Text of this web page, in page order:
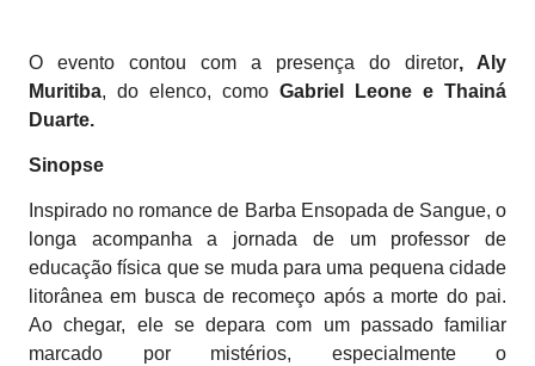
O evento contou com a presença do diretor, Aly
Muritiba, do elenco, como Gabriel Leone e Thainá
Duarte.
Sinopse
Inspirado no romance de Barba Ensopada de Sangue, o
longa acompanha a jornada de um professor de
educação física que se muda para uma pequena cidade
litorânea em busca de recomeço após a morte do pai.
Ao chegar, ele se depara com um passado familiar
marcado por mistérios, especialmente o